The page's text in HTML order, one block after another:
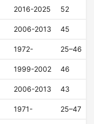
2016-2025 52
2006-2013 45
1972- 25–46
1999-2002 46
2006-2013 43
1971- 25–47